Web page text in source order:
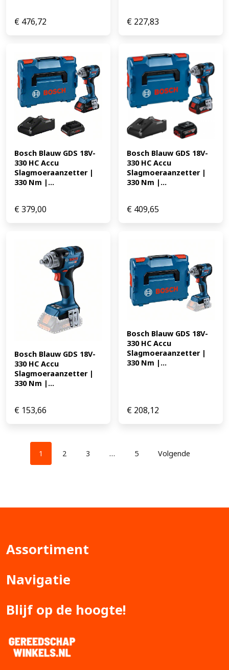
€ 476,72 € 227,83
Bosch Blauw GDS 18V-
330 HC Accu
Slagmoeraanzetter |
330 Nm |...
€379,00
Bosch Blauw GDS 18V-
330 HC Accu
Slagmoeraanzetter |
330 Nm |...
€ 409,65
Bosch Blauw GDS 18V-
330 HC Accu
Slagmoeraanzetter |
330 Nm |...
€ 153,66
Bosch Blauw GDS 18V-
330 HC Accu
Slagmoeraanzetter |
330 Nm |...
€ 208,12
1 2 3 … 5 Volgende
Assortiment
Navigatie
Blijf op de hoogte!